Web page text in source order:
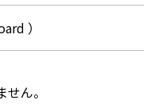
）
ん。